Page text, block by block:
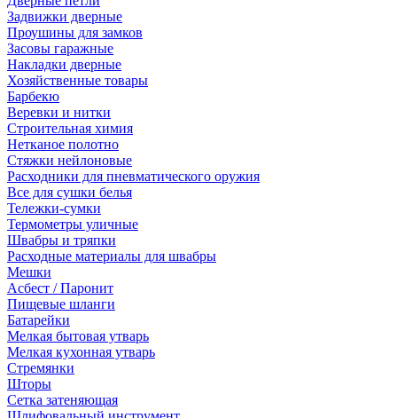
Задвижки дверные
Проушины для замков
Засовы гаражные
Накладки дверные
Хозяйственные товары
Барбекю
Веревки и нитки
Строительная химия
Нетканое полотно
Стяжки нейлоновые
Расходники для пневматического оружия
Все для сушки белья
Тележки-сумки
Термометры уличные
Швабры и тряпки
Расходные материалы для швабры
Мешки
Асбест / Паронит
Пищевые шланги
Батарейки
Мелкая бытовая утварь
Мелкая кухонная утварь
Стремянки
Шторы
Сетка затеняющая